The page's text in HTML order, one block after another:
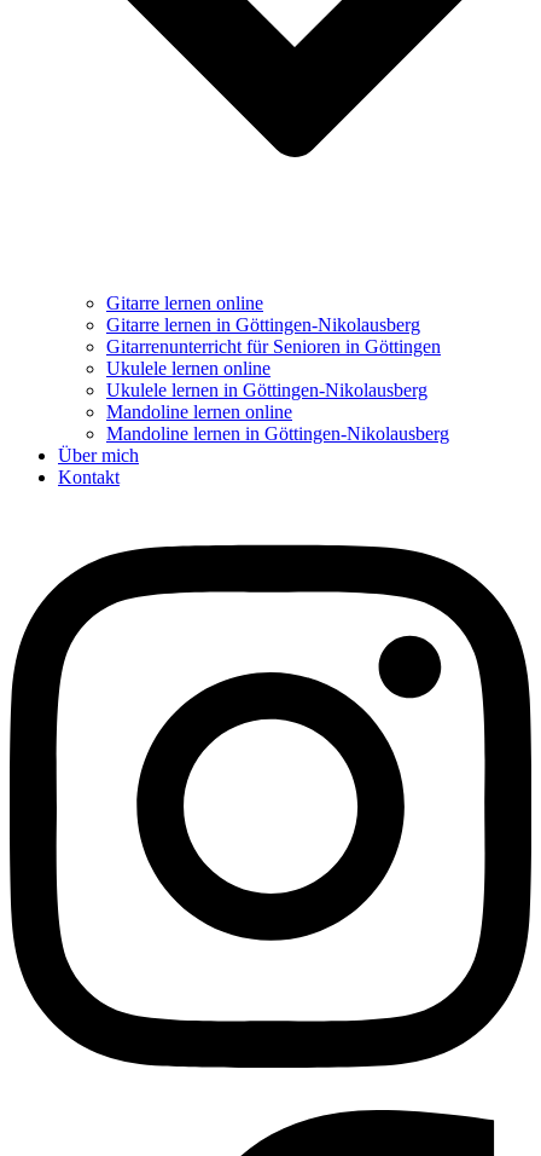
Gitarre lernen online
Gitarre lernen in Göttingen-Nikolausberg
Gitarrenunterricht für Senioren in Göttingen
Ukulele lernen online
Ukulele lernen in Göttingen-Nikolausberg
Mandoline lernen online
Mandoline lernen in Göttingen-Nikolausberg
Über mich
Kontakt